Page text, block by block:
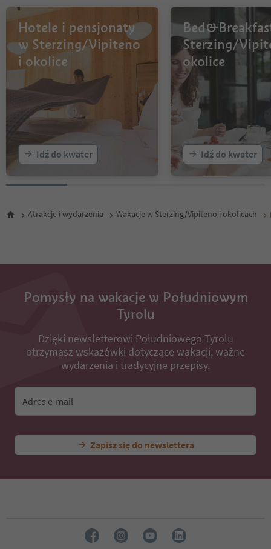
Hotele i pensjonaty
w Sterzing/Vipiteno
i okolice
Idź do kwater
Sterzing/
okolice
Idź do kwater
Atrakcje i wydarzenia Wakacje w Sterzing/Vipiteno i okolicach
Pomysły na wakacje w Południowym
Tyrolu
Dzięki newsletterowi Południowego Tyrolu
otrzymasz wskazówki dotyczące wakacji, ważne
wydarzenia i tradycyjne przepisy.
Adres e-mail
Zapisz się do newslettera